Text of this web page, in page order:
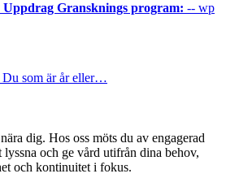
Uppdrag Gransknings program: -- wp
Du som är år eller…
dig. Hos oss möts du av engagerad
lyssna och ge vård utifrån dina behov,
och kontinuitet i fokus.